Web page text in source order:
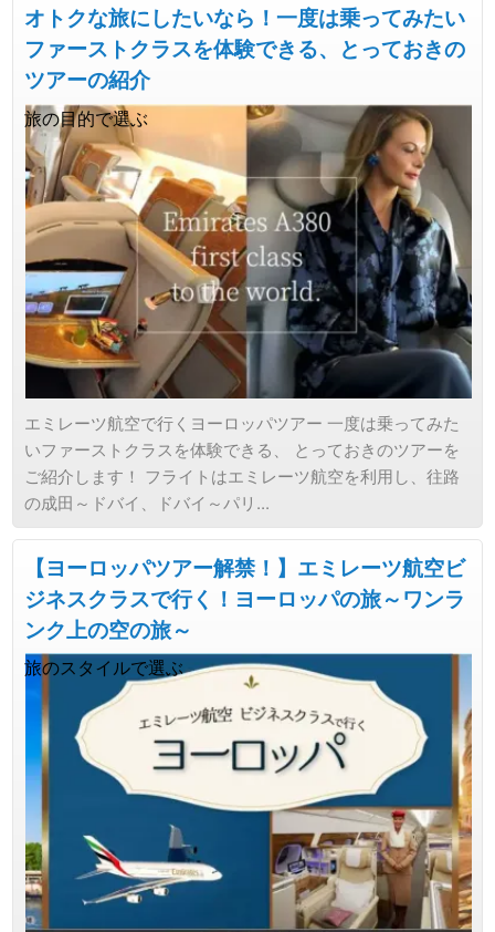
オトクな旅にしたいなら！一度は乗ってみたい
ファーストクラスを体験できる、とっておきの
ツアーの紹介
旅の目的で選ぶ
エミレーツ航空で行くヨーロッパツアー 一度は乗ってみた
いファーストクラスを体験できる、 とっておきのツアーを
ご紹介します！ フライトはエミレーツ航空を利用し、往路
の成田～ドバイ、ドバイ～パリ...
【ヨーロッパツアー解禁！】エミレーツ航空ビ
ジネスクラスで行く！ヨーロッパの旅～ワンラ
ンク上の空の旅～
旅のスタイルで選ぶ